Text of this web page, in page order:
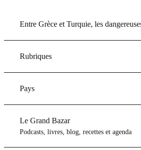
Entre Grèce et Turquie, les
Rubriques
Pays
Le Grand Bazar
Podcasts, livres, blog, recettes et agenda